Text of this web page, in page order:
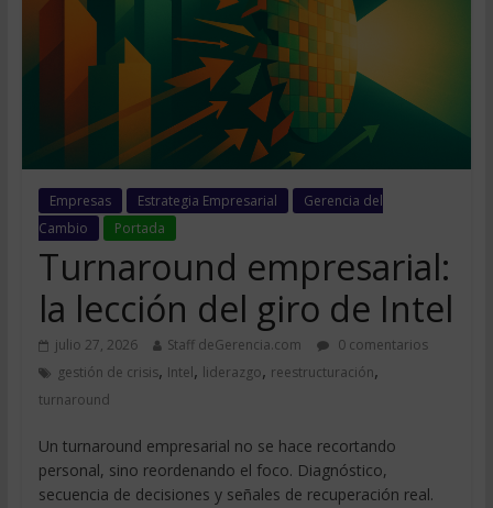
Empresas Estrategia Empresarial
Gerencia del
Cambio
Portada
Turnaround empresarial:
la lección del giro de Intel
julio 27, 2026 Staff deGerencia.com
0 comentarios
gestión de crisis, Intel, liderazgo, reestructuración,
turnaround
Un turnaround empresarial no se hace recortando
personal, sino reordenando el foco. Diagnóstico,
secuencia de decisiones y señales de recuperación real.